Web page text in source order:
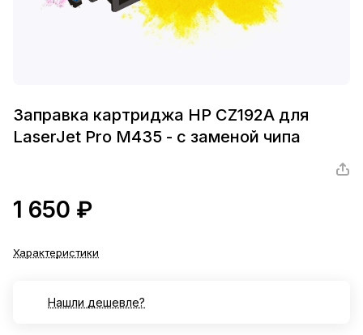
Заправка картриджа HP CZ192A для
LaserJet Pro M435 - с заменой чипа
1 650 ₽
Характеристики
Нашли дешевле?